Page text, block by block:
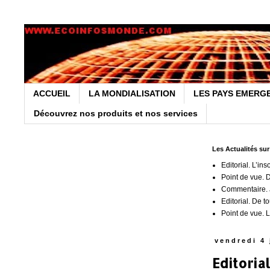
ACCUEIL LA MONDIALISATION LES PAYS
Découvrez nos produits et nos services
Les Actualités
Editorial.
Point de vue.
Commentaire.
Editorial. De
Point de vue.
vendredi 4